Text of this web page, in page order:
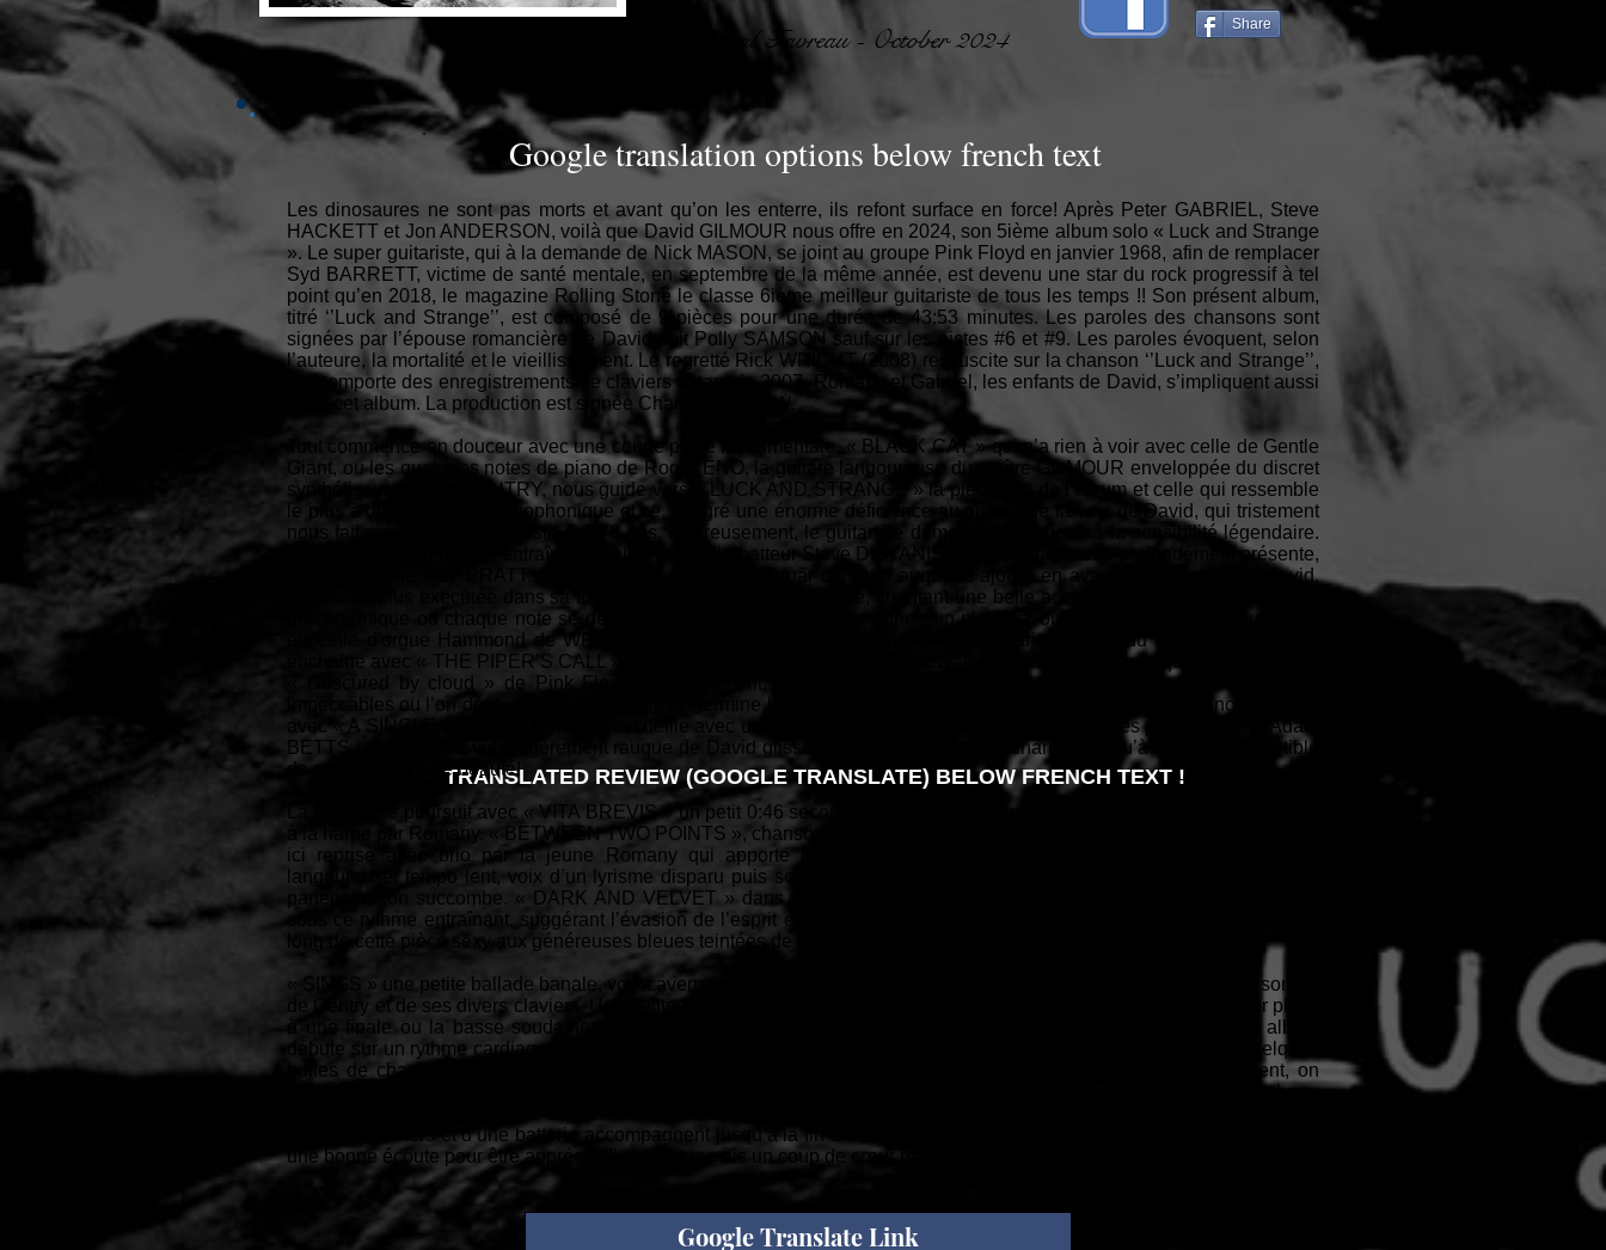
Pascal Favreau - October 2024 Share
Google translation options below french text
TRANSLATED REVIEW (GOOGLE TRANSLATE) BELOW FRENCH TEXT !
Les dinosaures ne sont pas morts et avant qu’on les enterre, ils refont surface en force! Après Peter GABRIEL, Steve
HACKETT et Jon ANDERSON, voilà que David GILMOUR nous offre en 2024, son 5ième album solo « Luck and Strange
». Le super guitariste, qui à la demande de Nick MASON, se joint au groupe Pink Floyd en janvier 1968, afin de remplacer
Syd BARRETT, victime de santé mentale, en septembre de la même année, est devenu une star du rock progressif à tel
point qu’en 2018, le magazine Rolling Stone le classe 6ième meilleur guitariste de tous les temps !! Son présent album,
titré ‘’Luck and Strange’’, est composé de 9 pièces pour une durée de 43:53 minutes. Les paroles des chansons sont
signées par l’épouse romancière de David soit Polly SAMSON sauf sur les pistes #6 et #9. Les paroles évoquent, selon
l’auteure, la mortalité et le vieillissement. Le regretté Rick WRIGHT (2008) ressuscite sur la chanson ‘’Luck and Strange’’,
qui comporte des enregistrements de claviers datant de 2007. Romany et Gabriel, les enfants de David, s’impliquent aussi
dans cet album. La production est signée Charlie ANDREW.
Tout commence en douceur avec une courte pièce instrumentale, « BLACK CAT » qui n’a rien à voir avec celle de Gentle
Giant, ou les quelques notes de piano de Roger ENO, la guitare langoureuse du maître GILMOUR enveloppée du discret
synthétiseur de Rob GENTRY, nous guide vers « LUCK AND STRANGE » la pièce titre de l’album et celle qui ressemble
le plus à du Pink Floyd radiophonique et ce, malgré une énorme déficience au niveau de la voix de David, qui tristement
nous fait réaliser que le monsieur a 78 ans. Heureusement, le guitariste demeure un virtuose à la sensibilité légendaire.
Ça débute sur un rythme entraînant et bien précis du batteur Steve DISTANISLAO et d’une basse profondément présente,
gracieuseté de Guy PRATT. Nous sommes déjà séduits par cet intro auquel s’ajoute en avant plan la voix de David,
beaucoup plus exécutée dans sa tonalité que dans ce qui va suivre, chantant une belle accrocheuse mélodie. Le son de
guitare unique ou chaque note se décrit comme une caresse, nous donne un plaisir avoué et quand vient s’ajouter une
étincelle d'orgue Hammond de WRIGHT et conclure sur une note planante du guitariste. C’est du grand bonheur. On
enchaine avec « THE PIPER’S CALL » qui débute en ballade pour finir en cavale. Ça me rappelle quelque peu le fameux
« Obscured by cloud » de Pink Floyd. Musicalement, rien de compliqué mais tout est efficace. Harmonies vocales
impeccables ou l’on découvre fiston Gabriel. On termine le tout avec un son plus ‘rock’ de guitare. On continu notre écoute
avec « A SINGLE SPARK », qui nous accueille avec un coup de ‘bass drum’ modéré et de discrètes percussions d’Adam
BETTS tandis que la voix légèrement rauque de David glisse en douceur pour nous charmer jusqu’à son solo irrésistible
de guitare. De toute beauté!
La beauté se poursuit avec « VITA BREVIS » un petit 0:46 secondes d’intermède de musique presque celtique, interprété
à la harpe par Romany. « BETWEEN TWO POINTS », chanson originale (1999) des britanniques Montgolfier Brothers, est
ici reprise avec brio par la jeune Romany qui apporte un vent de fraîcheur à cette bouleversante pièce. Basse
langoureuse, tempo lent, voix d’un lyrisme disparu puis soudain surgit de l’au-delà, le maître et sa fidèle et séduisante
partenaire...on succombe. « DARK AND VELVET » dans un tout autre registre, nous tombe dessus. Silence on danse
sous ce rythme entraînant, suggérant l’évasion de l’esprit et la libération du corps. David s’en donne à cœur joie tout au
long de cette pièce sexy aux généreuses bleues teintées de hard rock.
« SINGS » une petite ballade banale, voix caverneuse, une rythmique sans éclats, le tout enveloppé dans l’univers sonore
de Gentry et de ses divers claviers. Une petite voix enfantine Romany traverse, un instant ce nuage gris pour laisser place
à une finale ou la basse soudainement s’éteint...Hautement différente, « SCATTERED » dernière plage de cet album
débute sur un rythme cardiaque reconnaissable. Dans sa meilleure prestation vocale, pépé David nous séduit. Quelques
bulles de champagne, basse enivrante, des cymbales excitées sous des coups de baguettes puis soudainement, on
tombe dans le dramatique avec la venue des noires et blanches d’un piano bien vivant, qui ouvre la porte au plus beau
multiples claviers et d’une batterie accompagnent jusqu’à la fin David qui a le dernier mot…Ce très attendu album mérite
une bonne écoute pour être apprécié. Il ne sera jamais un coup de cœur mais vous saurez l’aimer longtemps.
Google Translate Link